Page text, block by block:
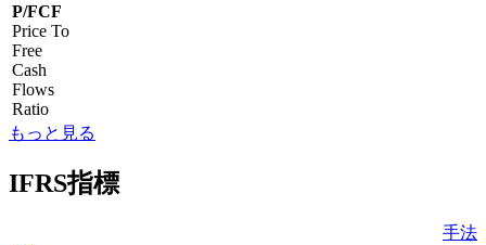
P/FCF
Price To
Free
Cash
Flows
Ratio
もっと見る
IFRS指標
手法